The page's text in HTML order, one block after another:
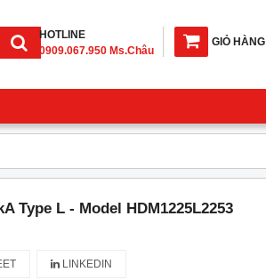
GIỎ HÀNG
HOTLINE
0909.067.950 Ms.Châu
Type L - Model HDM1225L2253
LINKEDIN